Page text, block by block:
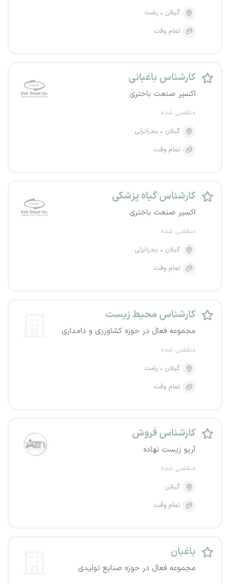
گیلان
رشت
تمام وقت
کارشناس باغبانی
اکسیر صنعت باختری
منقضی شده
گیلان
بندرانزلی
تمام وقت
کارشناس گیاه پزشکی
اکسیر صنعت باختری
منقضی شده
گیلان
بندرانزلی
تمام وقت
کارشناس محیط زیست
مجموعه فعال در حوزه کشاورزی و دامداری
منقضی شده
گیلان
رشت
تمام وقت
کارشناس فروش
آریو زیست نهاده
منقضی شده
گیلان
تمام وقت
باغبان
مجموعه فعال در حوزه صنایع تولیدی